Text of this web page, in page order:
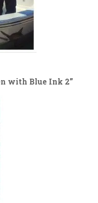
with Blue Ink 2”